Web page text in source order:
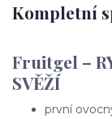
Kompletní
Fruitgel –
SVĚŽÍ
první